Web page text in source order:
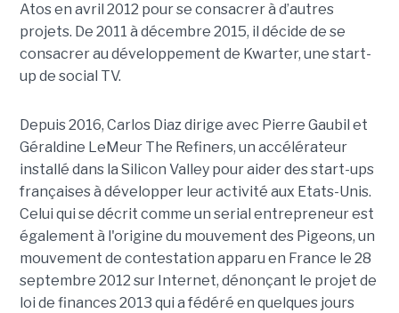
Atos en avril 2012 pour se consacrer à d’autres
projets. De 2011 à décembre 2015, il décide de se
consacrer au développement de Kwarter, une start-
up de social TV.
Depuis 2016, Carlos Diaz dirige avec Pierre Gaubil et
Géraldine LeMeur The Refiners, un accélérateur
installé dans la Silicon Valley pour aider des start-ups
françaises à développer leur activité aux Etats-Unis.
Celui qui se décrit comme un serial entrepreneur est
également à l'origine du mouvement des Pigeons, un
mouvement de contestation apparu en France le 28
septembre 2012 sur Internet, dénonçant le projet de
loi de finances 2013 qui a fédéré en quelques jours